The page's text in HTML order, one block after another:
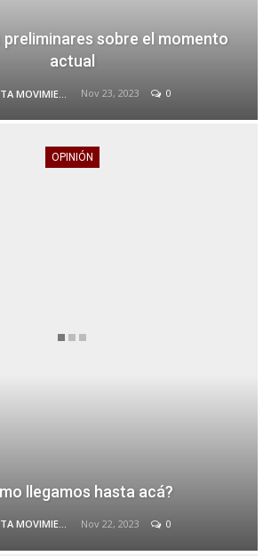
preliminares sobre el momento
actual
REVISTA MOVIMIENTO Nov 23, 2023 0
OPINIÓN
llegamos hasta acá?
REVISTA MOVIMIENTO Nov 22, 2023 0